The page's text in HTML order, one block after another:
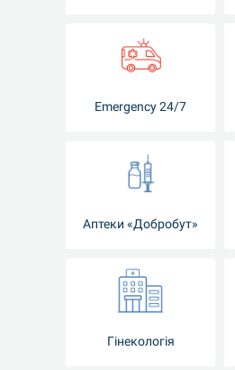
Emergency 24/7
Аптеки «Добробут»
Гінекологія